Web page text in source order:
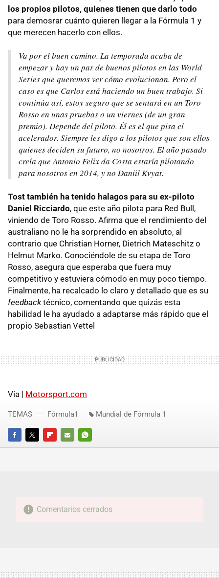
los propios pilotos, quienes tienen que darlo todo
para demosrar cuánto quieren llegar a la Fórmula 1 y
que merecen hacerlo con ellos.
Va por el buen camino. La temporada acaba de
empezar y hay un par de buenos pilotos en las World
Series que queremos ver cómo evolucionan. Pero el
caso es que Carlos está haciendo un buen trabajo. Si
continúa así, estoy seguro que se sentará en un Toro
Rosso en unas pruebas o un viernes (de un gran
premio). Depende del piloto. Él es el que pisa el
acelerador. Siempre les digo a los pilotos que son ellos
quienes deciden su futuro, no nosotros. El año pasado
creía que Antonio Felix da Costa estaría pilotando
para nosotros en 2014, y no Daniil Kvyat.
Tost también ha tenido halagos para su ex-piloto
Daniel Ricciardo, que este año pilota para Red Bull,
viniendo de Toro Rosso. Afirma que el rendimiento del
australiano no le ha sorprendido en absoluto, al
contrario que Christian Horner, Dietrich Mateschitz o
Helmut Marko. Conociéndole de su etapa de Toro
Rosso, asegura que esperaba que fuera muy
competitivo y estuviera cómodo en muy poco tiempo.
Finalmente, ha recalcado lo claro y detallado que es su
feedbacktécnico, comentando que quizás esta
habilidad le ha ayudado a adaptarse más rápido que el
propio Sebastian Vettel
Vía | Motorsport.com
FACEBOOKTWITTERFLIPBOARD
E-
WHATSAPP
TEMAS Fórmula1 Mundial de Fórmula 1
Comentarios cerrados